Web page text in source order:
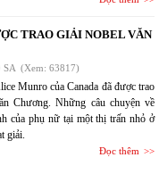
TRAO GIẢI NOBEL VĂN
SA (Xem: 63817)
Munro của Canada đã được trao
Chương. Những câu chuyện về
của phụ nữ tại một thị trấn nhỏ ở
giải.
Đọc thêm